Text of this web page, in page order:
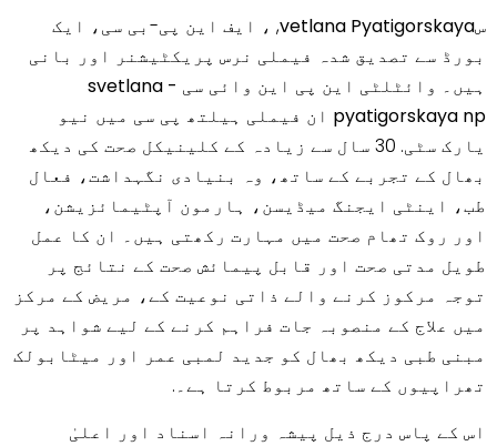
سvetlana Pyatigorskaya
, ، ایف این پی-بی سی، ایک
بورڈ سے تصدیق شدہ فیملی نرس پریکٹیشنر اور بانی
ہیں۔
وائٹلٹی این پی این وائی سی - svetlana
pyatigorskaya np ان فیملی ہیلتھ پی سی
میں نیو
یارک سٹی
. 30 سال سے زیادہ کے کلینیکل صحت کی دیکھ
بھال کے تجربے کے ساتھ، وہ بنیادی نگہداشت، فعال
طب، اینٹی ایجنگ میڈیسن، ہارمون آپٹیمائزیشن،
اور روک تھام صحت میں مہارت رکھتی ہیں۔ ان کا عمل
طویل مدتی صحت اور قابل پیمائش صحت کے نتائج پر
توجہ مرکوز کرنے والے ذاتی نوعیت کے، مریض کے مرکز
میں علاج کے منصوبہ جات فراہم کرنے کے لیے شواہد پر
مبنی طبی دیکھ بھال کو جدید لمبی عمر اور میٹابولک
تھراپیوں کے ساتھ مربوط کرتا ہے۔.
اس کے پاس درج ذیل پیشہ ورانہ اسناد اور اعلیٰ